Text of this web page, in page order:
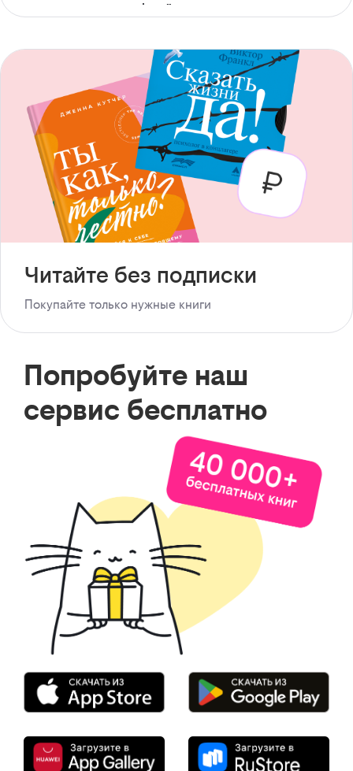
с доступом офлайн
Читайте без подписки
Покупайте только нужные книги
Попробуйте наш
сервис бесплатно